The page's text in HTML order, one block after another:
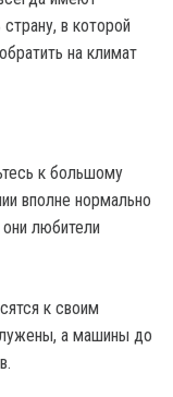
в которой
на климат
к большому
вполне нормально
любители
к своим
а машины до